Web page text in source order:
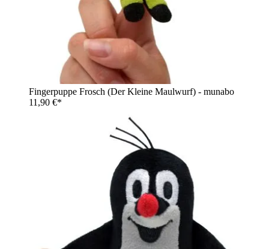
Fingerpuppe Frosch (Der Kleine Maulwurf) - munabo
11,90 €*